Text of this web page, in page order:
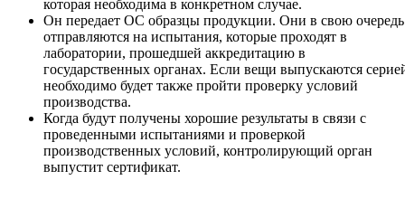
которая необходима в конкретном случае.
Он передает ОС образцы продукции. Они в свою очередь
отправляются на испытания, которые проходят в
лаборатории, прошедшей аккредитацию в
государственных органах. Если вещи выпускаются
необходимо будет также пройти проверку условий
производства.
Когда будут получены хорошие результаты в связи с
проведенными испытаниями и проверкой
производственных условий, контролирующий орган
выпустит сертификат.